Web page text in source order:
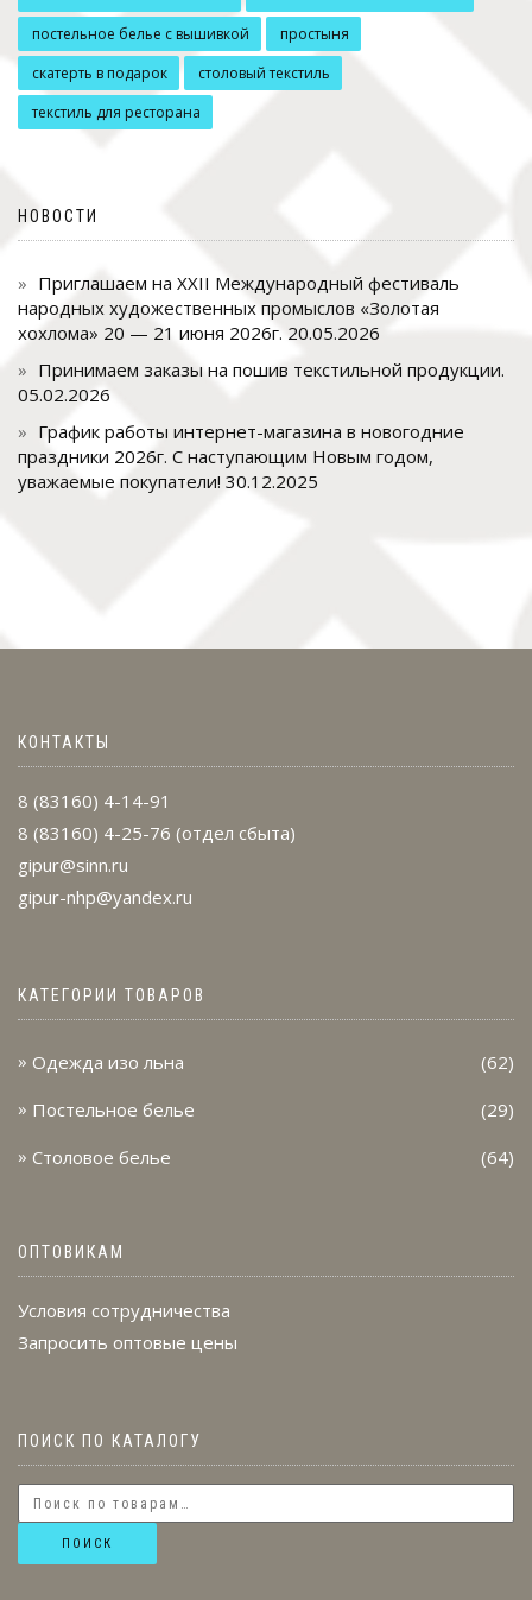
постельное белье с вышивкой
простыня
скатерть в подарок
столовый текстиль
текстиль для ресторана
НОВОСТИ
Приглашаем на XXII Международный фестиваль
народных художественных промыслов «Золотая
хохлома» 20 — 21 июня 2026г. 20.05.2026
Принимаем заказы на пошив текстильной продукции.
05.02.2026
График работы интернет-магазина в новогодние
праздники 2026г. С наступающим Новым годом,
уважаемые покупатели! 30.12.2025
КОНТАКТЫ
8 (83160) 4-14-91
8 (83160) 4-25-76 (отдел сбыта)
gipur@sinn.ru
gipur-nhp@yandex.ru
КАТЕГОРИИ ТОВАРОВ
Одежда изо льна (62)
Постельное белье (29)
Столовое белье (64)
ОПТОВИКАМ
Условия сотрудничества
Запросить оптовые цены
ПОИСК ПО КАТАЛОГУ
ПОИСК